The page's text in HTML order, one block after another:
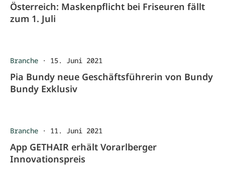
Österreich: Maskenpflicht bei Friseuren fällt
zum 1. Juli
Branche · 15. Juni 2021
Pia Bundy neue Geschäftsführerin von Bundy
Bundy Exklusiv
Branche · 11. Juni 2021
App GETHAIR erhält Vorarlberger
Innovationspreis